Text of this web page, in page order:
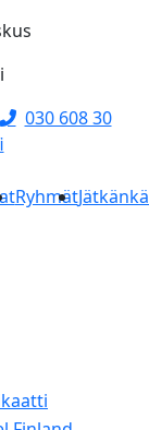
030 608 30
Ryhmät